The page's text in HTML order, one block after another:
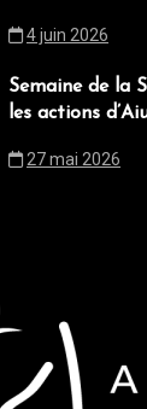
4 juin 2026
Semaine de la
les actions
27 mai 2026